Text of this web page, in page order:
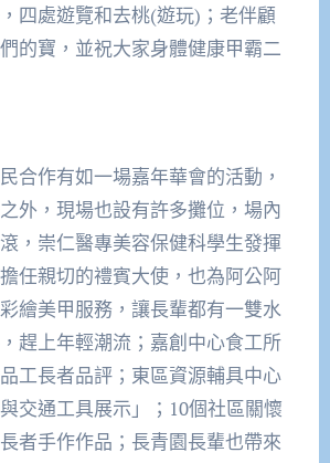
四處遊覽和去桃(遊玩)；老伴顧
的寶，並祝大家身體健康甲霸二
合作有如一場嘉年華會的活動，
外，現場也設有許多攤位，場內
，崇仁醫專美容保健科學生發揮
任親切的禮賓大使，也為阿公阿
繪美甲服務，讓長輩都有一雙水
趕上年輕潮流；嘉創中心食工所
工長者品評；東區資源輔具中心
交通工具展示」；10個社區關懷
者手作作品；長青園長輩也帶來